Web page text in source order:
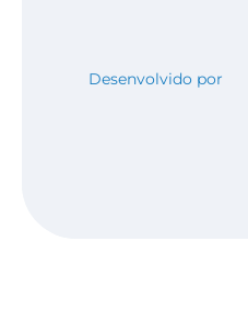
Desenvolvido por